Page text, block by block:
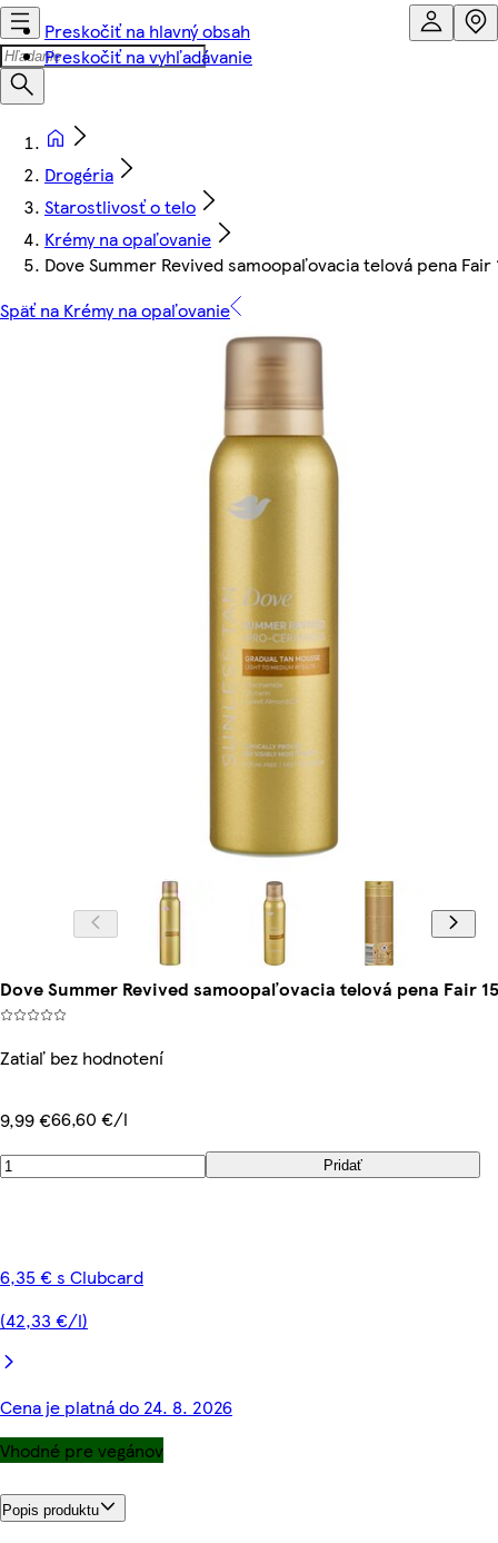
Preskočiť na hlavný obsah
Preskočiť na vyhľadávanie
Drogéria
Starostlivosť o telo
Krémy na opaľovanie
Dove Summer Revived samoopaľovacia telová pena Fair
Späť na Krémy na opaľovanie
Dove Summer Revived samoopaľovacia telová pena Fair
Zatiaľ bez hodnotení
9,99 €66,60 €/l
Pridať
6,35 € s Clubcard
(42,33 €/l)
Cena je platná do 24. 8. 2026
Vhodné pre vegánov
Popis produktu